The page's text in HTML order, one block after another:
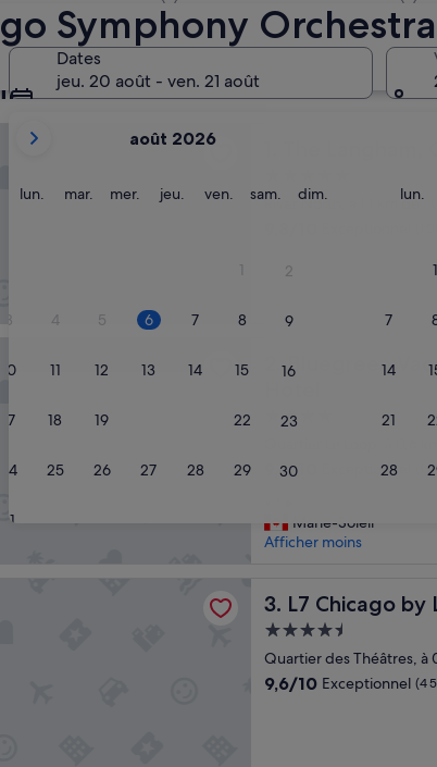
Symphony
Dates
jeu. 20 août - ven. 21 août
mois
sont
août 2026
lun. lundimar. mardi
mer. mercredi
jeu. jeudiven. vendredi
sam. samedi
dim.
1 2
3 4 5 6 7 8 9
10 11 12 13 14 15 16
17 18 19 22 23
24 25 26 27 28 29 30
31
lun.
1
7
14
21
28
Recommandés Prix (croissant)
Symphony Orchestra :
1. The Langham,
5.0 étoiles
River North, à 1,1 km de
Chicago
2. Bluegreen
Bluegreen
Hébergement
9.6
Exceptionnel,
(1 296 avis)
9,6/10 Exceptionnel (1
*
»
Marie-Soleil
Afficher moins
3. L7 Chicago by
L7 Chicago by LOTTE
Hébergement
4.5 étoiles
Quartier des Théâtres, à
9.6
9,6/10 Exceptionnel (4